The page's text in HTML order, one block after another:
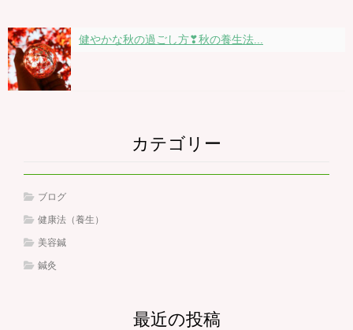
健やかな秋の過ごし方❣秋の養生法...
カテゴリー
ブログ
健康法（養生）
美容鍼
鍼灸
最近の投稿